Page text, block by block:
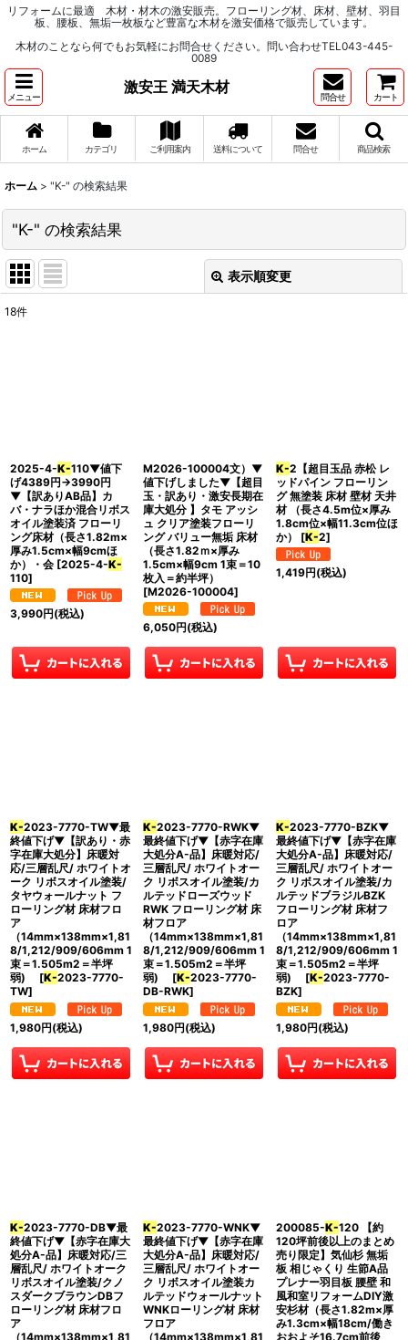
リフォームに最適 木材・材木の激安販売。フローリング材、床材、壁材、羽目
板、腰板、無垢一枚板など豊富な木材を激安価格で販売しています。
木材のことなら何でもお気軽にお問合せください。問い合わせTEL043-445-
0089
メニュー
激安王 満天木材
問合せ カート
ホーム カテゴリ ご利用案内 送料について 問合せ 商品検索
ホーム > "K-" の検索結果
"K-" の検索結果
表示順変更
絞り込む
18件
2025-4-K-110▼値下
げ4389円→3990円
▼【訳ありAB品】カ
バ・ナラほか混合リボス
オイル塗装済 フローリ
ング床材（長さ1.82m×
厚み1.5cm×幅9cmほ
か）・会 [2025-4-K-
110]
3,990円(税込)
M2026-100004文）▼
値下げしました▼【超目
玉・訳あり・激安長期在
庫大処分 】タモ アッシ
ュ クリア塗装フローリ
ング バリュー無垢 床材
（長さ1.82ｍ×厚み
1.5cm×幅9cm 1束＝10
枚入＝約半坪）
[M2026-100004]
6,050円(税込)
K-2【超目玉品 赤松 レ
ッドパイン フローリン
グ 無塗装 床材 壁材 天井
材 （長さ4.5m位×厚み
1.8cm位×幅11.3cm位ほ
か）
[K-2]
1,419円(税込)
K-2023-7770-TW▼最
終値下げ▼【訳あり・赤
字在庫大処分】床暖対
応/三層乱尺/ ホワイトオ
ーク リボスオイル塗装/
タヤウォールナット フ
ローリング材 床材フロ
ア
（14mm×138mm×1,81
8/1,212/909/606mm 1
束＝1.505m2＝半坪
弱)
[K-2023-7770-
TW]
1,980円(税込)
K-2023-7770-RWK▼
最終値下げ▼【赤字在庫
大処分A-品】床暖対応/
三層乱尺/ ホワイトオー
ク リボスオイル塗装/カ
ルテッドローズウッド
RWK フローリング材 床
材フロア
（14mm×138mm×1,81
8/1,212/909/606mm 1
束＝1.505m2＝半坪
弱)
[K-2023-7770-
DB-RWK]
1,980円(税込)
K-2023-7770-BZK▼
最終値下げ▼【赤字在庫
大処分A-品】床暖対応/
三層乱尺/ ホワイトオー
ク リボスオイル塗装/カ
ルテッドブラジルBZK
フローリング材 床材フ
ロア
（14mm×138mm×1,81
8/1,212/909/606mm 1
束＝1.505m2＝半坪
弱)
[K-2023-7770-
BZK]
1,980円(税込)
K-2023-7770-DB▼最
終値下げ▼【赤字在庫大
処分A-品】床暖対応/三
層乱尺/ ホワイトオーク
リボスオイル塗装/クノ
スダークブラウンDBフ
ローリング材 床材フロ
ア
（14mm×138mm×1,81
K-2023-7770-WNK▼
最終値下げ▼【赤字在庫
大処分A-品】床暖対応/
三層乱尺/ ホワイトオー
ク リボスオイル塗装カ
ルテッドウォールナット
WNKローリング材 床材
フロア
（14mm×138mm×1,81
200085-K-120 【約
120坪前後以上のまとめ
売り限定】気仙杉 無垢
板 相じゃくり 生節A品
プレナー羽目板 腰壁 和
風和室リフォームDIY激
安杉材（長さ1.82m×厚
み1.3cm×幅18cm/働き
おおよそ16.7cm前後